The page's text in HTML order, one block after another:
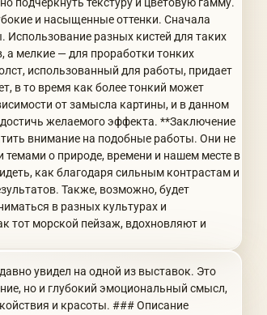
подчеркнуть текстуру и цветовую гамму.
и насыщенные оттенки. Сначала
Использование разных кистей для таких
а мелкие — для проработки тонких
использованный для работы, придает
в то время как более тонкий может
от замысла картины, и в данном
желаемого эффекта. **Заключение
внимание на подобные работы. Они не
о природе, времени и нашем месте в
как благодаря сильным контрастам и
Также, возможно, будет
в разных культурах и
тот морской пейзаж, вдохновляют и
увидел на одной из выставок. Это
но и глубокий эмоциональный смысл,
и красоты. ### Описание